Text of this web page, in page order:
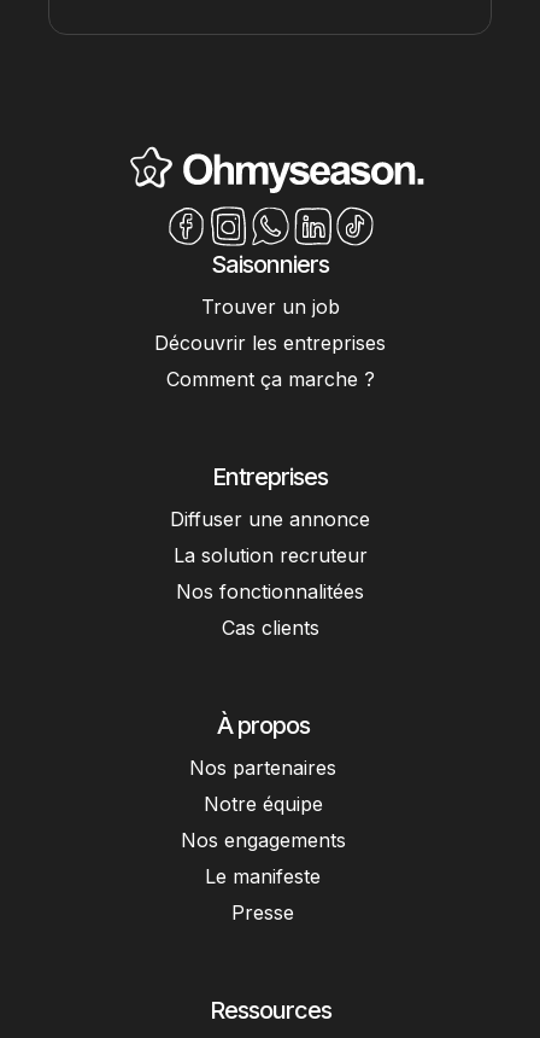
Saisonniers
Trouver un job
Découvrir les entreprises
Comment ça marche ?
Entreprises
Diffuser une annonce
La solution recruteur
Nos fonctionnalitées
Cas clients
À propos
Nos partenaires
Notre équipe
Nos engagements
Le manifeste
Presse
Ressources